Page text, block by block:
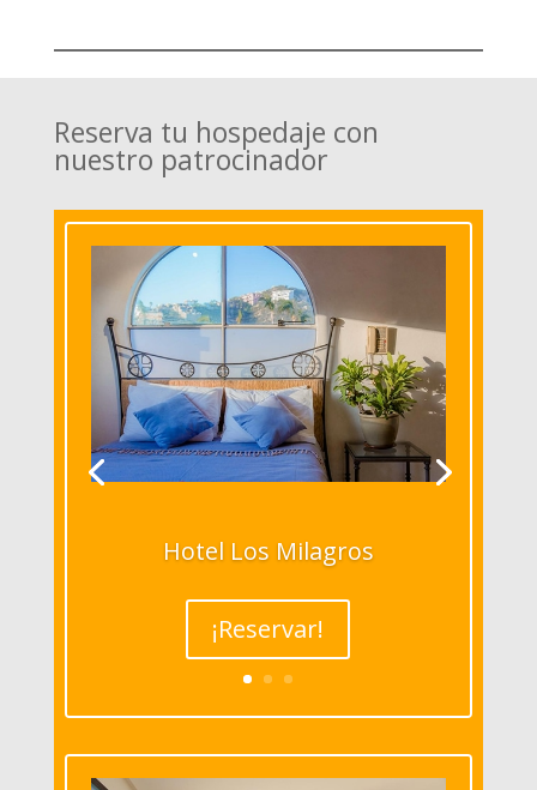
Reserva tu hospedaje con
nuestro patrocinador
Hotel Los Milagros
¡Reservar!